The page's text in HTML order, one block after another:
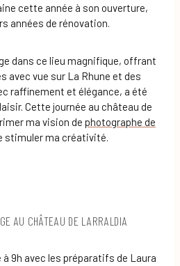
cette année à son ouverture,
années de rénovation.
dans ce lieu magnifique, offrant
avec vue sur La Rhune et des
raffinement et élégance, a été
Cette journée au château de
ma vision de photographe de
stimuler ma créativité.
AU CHÂTEAU DE LARRALDIA
9h avec les préparatifs de Laura